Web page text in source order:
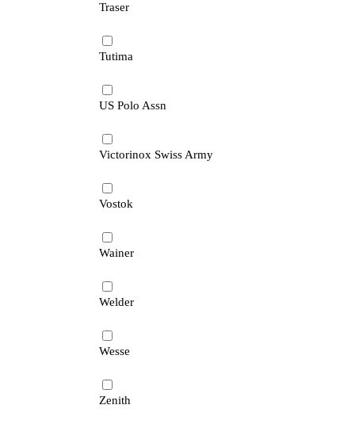
Traser
Tutima
US Polo Assn
Victorinox Swiss Army
Vostok
Wainer
Welder
Wesse
Zenith